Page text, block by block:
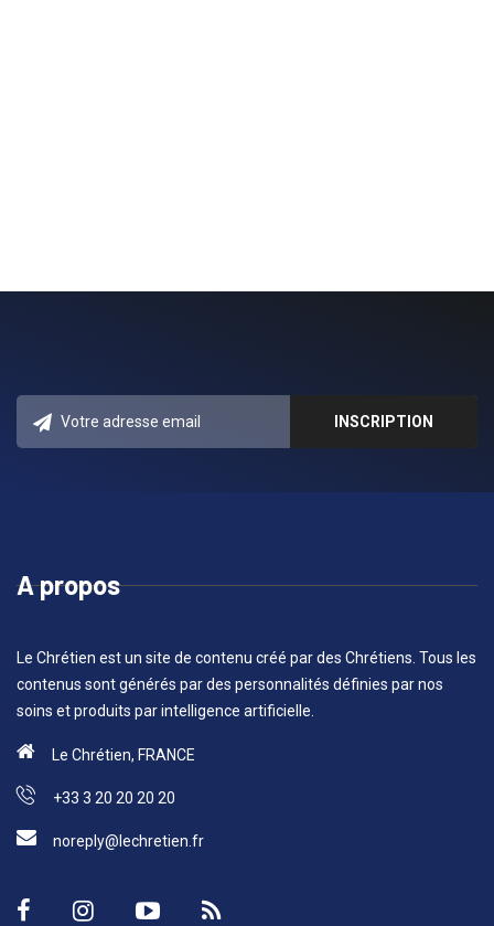
A propos
Le Chrétien est un site de contenu créé par des Chrétiens. Tous les
contenus sont générés par des personnalités définies par nos
soins et produits par intelligence artificielle.
Le Chrétien, FRANCE
+33 3 20 20 20 20
noreply@lechretien.fr